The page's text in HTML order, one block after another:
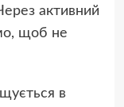
активний
щоб не
в